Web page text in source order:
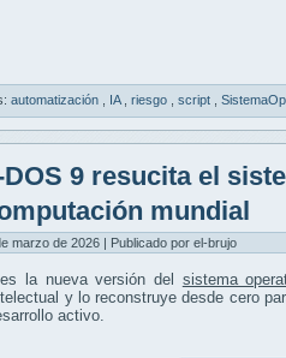
automatización IA riesgo script
DOS 9 resucita el
mundial
marzo de 2026 | Publicado por el-brujo
la nueva versión del sistema
y lo reconstruye desde cero
activo.